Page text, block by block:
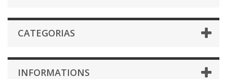
CATEGORIAS
INFORMATIONS